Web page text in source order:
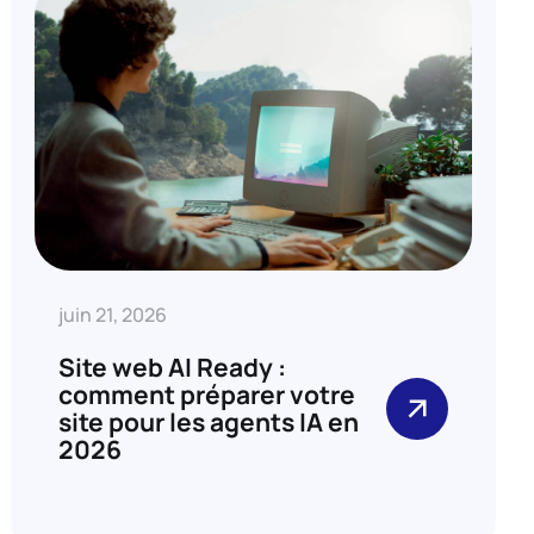
juin 21, 2026
Site web AI Ready :
comment préparer votre
site pour les agents IA en
2026